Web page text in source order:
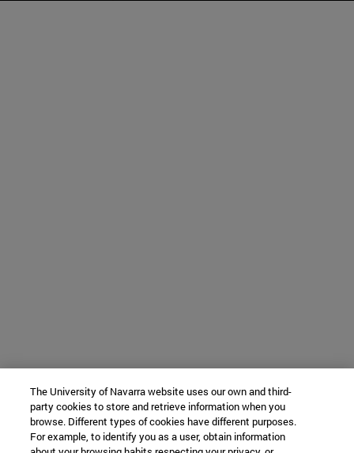
The University of Navarra website uses our own and third-
party cookies to store and retrieve information when you
browse. Different types of cookies have different purposes.
For example, to identify you as a user, obtain information